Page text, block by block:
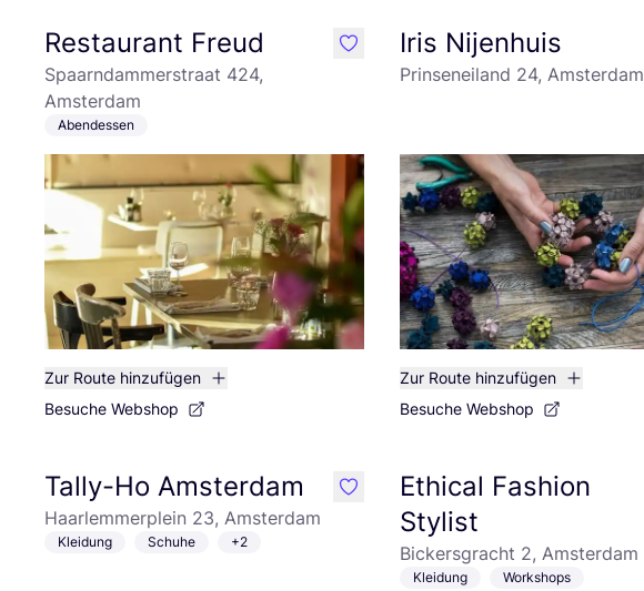
Restaurant Freud
Spaarndammerstraat 424,
Amsterdam
Abendessen
Zur Route hinzufügen
Besuche Webshop
like Iris Nijenhuis
Prinseneiland 24, Amsterdam
Zur Route hinzufügen
Besuche Webshop
Tally-Ho Amsterdam
Haarlemmerplein 23, Amsterdam
Kleidung Schuhe +2
like
Ethical Fashion
Stylist
Bickersgracht 2, Amsterdam
Kleidung Workshops